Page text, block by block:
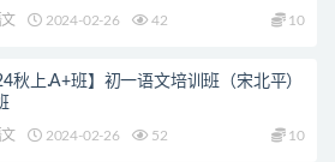
2024-02-26 42 10
秋上.A+班】初一语文培训班（宋北平）
2024-02-26 52 10